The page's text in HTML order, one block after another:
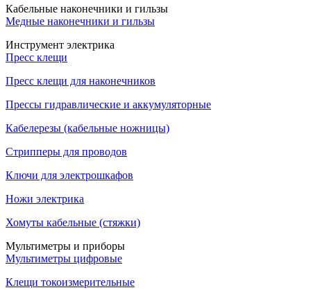
Кабельные наконечники и гильзы
Медные наконечники и гильзы
Инструмент электрика
Пресс клещи
Пресс клещи для наконечников
Прессы гидравлические и аккумуляторные
Кабелерезы (кабельные ножницы)
Стрипперы для проводов
Ключи для электрошкафов
Ножи электрика
Хомуты кабельные (стяжки)
Мультиметры и приборы
Мультиметры цифровые
Клещи токоизмерительные